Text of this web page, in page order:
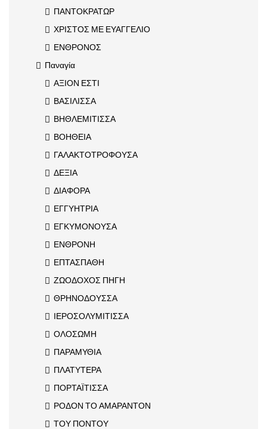
ΠΑΝΤΟΚΡΑΤΩΡ
ΧΡΙΣΤΟΣ ΜΕ ΕΥΑΓΓΕΛΙΟ
ΕΝΘΡΟΝΟΣ
Παναγία
ΑΞΙΟΝ ΕΣΤΙ
ΒΑΣΙΛΙΣΣΑ
ΒΗΘΛΕΜΙΤΙΣΣΑ
ΒΟΗΘΕΙΑ
ΓΑΛΑΚΤΟΤΡΟΦΟΥΣΑ
ΔΕΞΙΑ
ΔΙΑΦΟΡΑ
ΕΓΓΥΗΤΡΙΑ
ΕΓΚΥΜΟΝΟΥΣΑ
ΕΝΘΡΟΝΗ
ΕΠΤΑΣΠΑΘΗ
ΖΩΟΔΟΧΟΣ ΠΗΓΗ
ΘΡΗΝΟΔΟΥΣΣΑ
ΙΕΡΟΣΟΛΥΜΙΤΙΣΣΑ
ΟΛΟΣΩΜΗ
ΠΑΡΑΜΥΘΙΑ
ΠΛΑΤΥΤΕΡΑ
ΠΟΡΤΑΪΤΙΣΣΑ
ΡΟΔΟΝ ΤΟ ΑΜΑΡΑΝΤΟΝ
ΤΟΥ ΠΟΝΤΟΥ